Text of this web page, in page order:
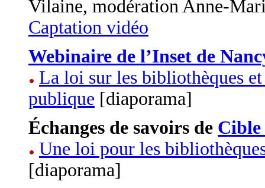
Vilaine, modération Anne-
Captation vidéo
Webinaire de l’Inset de
La loi sur les bibliothèques
publique [diaporama]
Échanges de savoirs de Cible
Une loi pour les
[diaporama]